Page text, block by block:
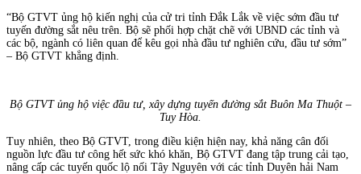
“Bộ GTVT ủng hộ kiến nghị của cử tri tỉnh Đắk Lắk về việc sớm đầu tư
tuyến đường sắt nêu trên. Bộ sẽ phối hợp chặt chẽ với UBND các tỉnh và
các bộ, ngành có liên quan để kêu gọi nhà đầu tư nghiên cứu, đầu tư sớm”
– Bộ GTVT khẳng định.
Bộ GTVT ủng hộ việc đầu tư, xây dựng tuyến đường sắt Buôn Ma Thuột –
Tuy Hòa.
Tuy nhiên, theo Bộ GTVT, trong điều kiện hiện nay, khả năng cân đối
nguồn lực đầu tư công hết sức khó khăn, Bộ GTVT đang tập trung cải tạo,
nâng cấp các tuyến quốc lộ nối Tây Nguyên với các tỉnh Duyên hải Nam